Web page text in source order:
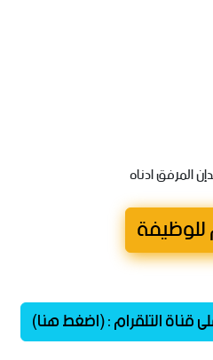
المرفق ادناه
قناة التلقرام : (اضغط هنا)